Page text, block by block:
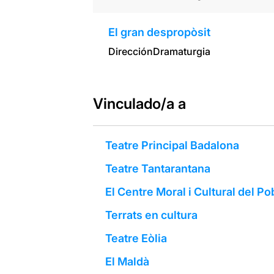
El gran despropòsit
DirecciónDramaturgia
Vinculado/a a
Teatre Principal Badalona
Teatre Tantarantana
El Centre Moral i Cultural del
Terrats en cultura
Teatre Eòlia
El Maldà